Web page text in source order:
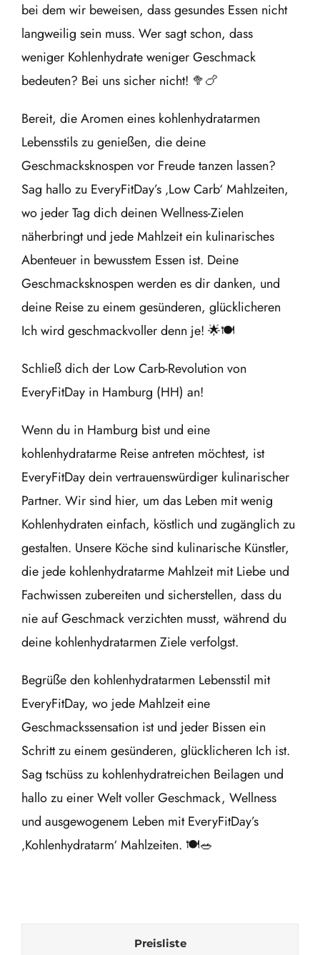
bei dem wir beweisen, dass gesundes Essen nicht
langweilig sein muss. Wer sagt schon, dass
weniger Kohlenhydrate weniger Geschmack
bedeuten? Bei uns sicher nicht! 🥦🍗
Bereit, die Aromen eines kohlenhydratarmen
Lebensstils zu genießen, die deine
Geschmacksknospen vor Freude tanzen lassen?
Sag hallo zu EveryFitDay’s ‚Low Carb‘ Mahlzeiten,
wo jeder Tag dich deinen Wellness-Zielen
näherbringt und jede Mahlzeit ein kulinarisches
Abenteuer in bewusstem Essen ist. Deine
Geschmacksknospen werden es dir danken, und
deine Reise zu einem gesünderen, glücklicheren
Ich wird geschmackvoller denn je! 🌟🍽️
Schließ dich der Low Carb-Revolution von
EveryFitDay in Hamburg (HH) an!
Wenn du in Hamburg bist und eine
kohlenhydratarme Reise antreten möchtest, ist
EveryFitDay dein vertrauenswürdiger kulinarischer
Partner. Wir sind hier, um das Leben mit wenig
Kohlenhydraten einfach, köstlich und zugänglich zu
gestalten. Unsere Köche sind kulinarische Künstler,
die jede kohlenhydratarme Mahlzeit mit Liebe und
Fachwissen zubereiten und sicherstellen, dass du
nie auf Geschmack verzichten musst, während du
deine kohlenhydratarmen Ziele verfolgst.
Begrüße den kohlenhydratarmen Lebensstil mit
EveryFitDay, wo jede Mahlzeit eine
Geschmackssensation ist und jeder Bissen ein
Schritt zu einem gesünderen, glücklicheren Ich ist.
Sag tschüss zu kohlenhydratreichen Beilagen und
hallo zu einer Welt voller Geschmack, Wellness
und ausgewogenem Leben mit EveryFitDay’s
‚Kohlenhydratarm‘ Mahlzeiten. 🍽️🥗
Preisliste